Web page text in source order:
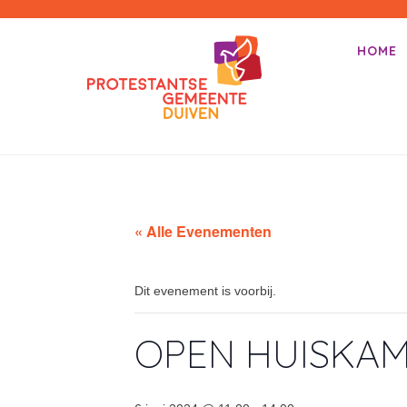
Primair
Spring
HOME
« Alle Evenementen
Dit evenement is voorbij.
OPEN